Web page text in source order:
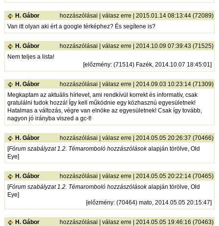
H. Gábor hozzászólásai |válasz erre | 2015.01.14 08:13:44 (72089)
Van itt olyan aki ért a google térképhez? És segítene is?
H. Gábor hozzászólásai |válasz erre | 2014.10.09 07:39:43 (71525)
Nem teljes a lista!
[előzmény: (71514) Fazék, 2014.10.07 18:45:01]
H. Gábor hozzászólásai |válasz erre | 2014.09.03 10:23:14 (71309)
Megkaptam az aktuális hírlevet, ami rendkívül korrekt és informatív, csak
gratulálni tudok hozzá! Így kell működnie egy közhasznú egyesületnek!
Hatalmas a változás, végre van elnöke az egyesületnek! Csak így tovább,
nagyon jó irányba viszed a gc-t!
H. Gábor hozzászólásai |válasz erre | 2014.05.05 20:26:37 (70466)
[Fórum szabályzat 1.2. Témaromboló hozzászólásokalapján törölve, Old
Eye]
H. Gábor hozzászólásai |válasz erre | 2014.05.05 20:22:14 (70465)
[Fórum szabályzat 1.2. Témaromboló hozzászólásokalapján törölve, Old
Eye]
[előzmény: (70464) mato, 2014.05.05 20:15:47]
H. Gábor hozzászólásai |válasz erre | 2014.05.05 19:46:16 (70463)